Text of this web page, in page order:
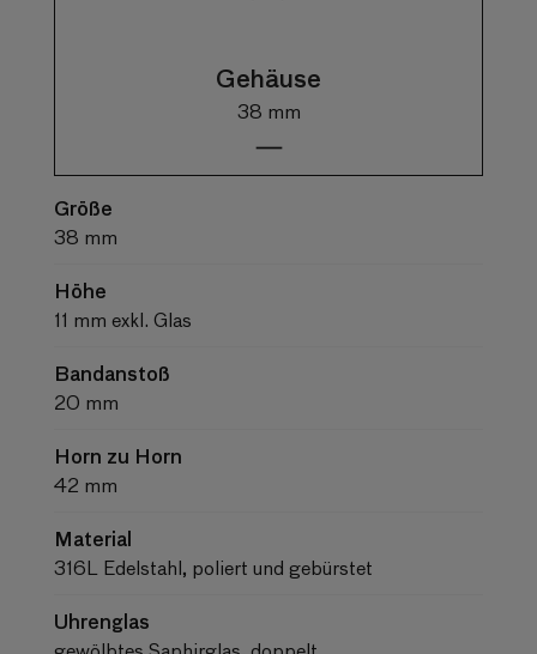
Gehäuse
38 mm
Größe
38 mm
Höhe
11 mm exkl. Glas
Bandanstoß
20 mm
Horn zu Horn
42 mm
Material
316L Edelstahl, poliert und gebürstet
Uhrenglas